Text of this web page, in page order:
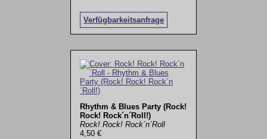
Verfügbarkeitsanfrage
Rhythm & Blues Party (Rock!
Rock! Rock´n´Roll!)
Rock! Rock! Rock´n´Roll
4,50 €